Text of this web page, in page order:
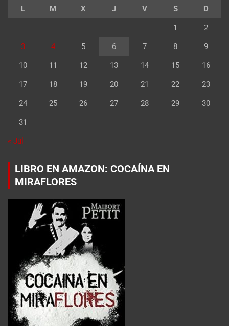
L M X J V S D
1 2
3 4 5 6 7 8 9
10 11 12 13 14 15 16
17 18 19 20 21 22 23
24 25 26 27 28 29 30
31
« Jul
LIBRO EN AMAZON: COCAÍNA EN
MIRAFLORES